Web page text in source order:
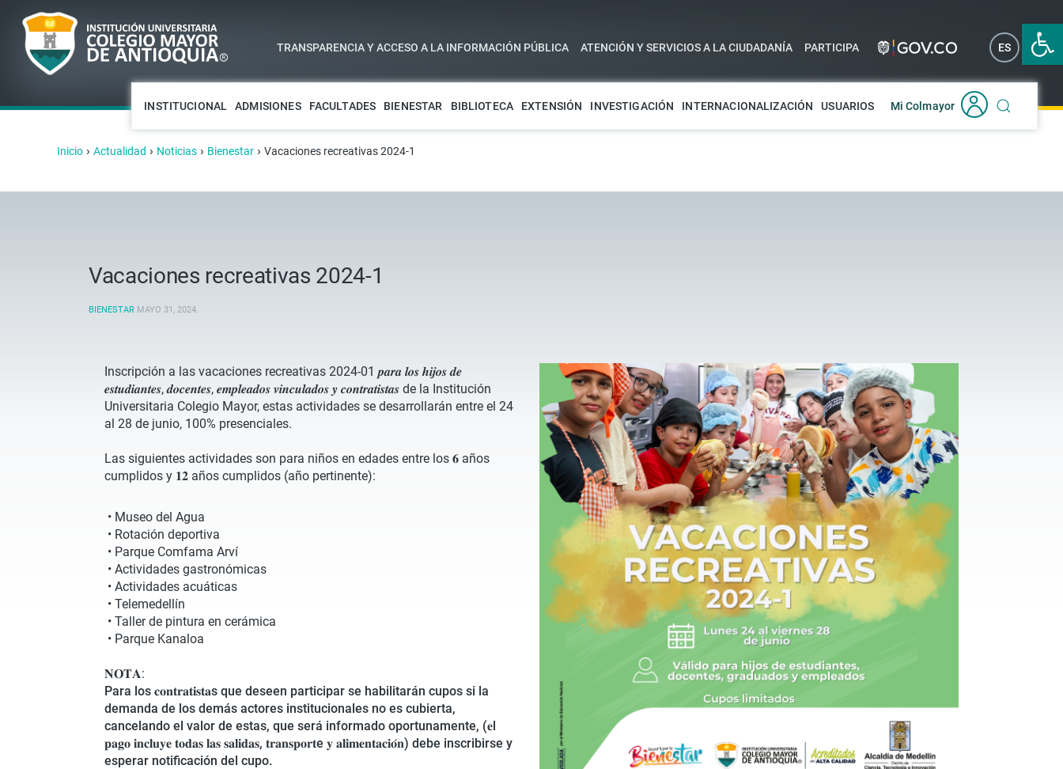
Abrir
TRANSPARENCIA Y ACCESO A LA INFORMACIÓN PÚBLICA ATENCIÓN Y SERVICIOS A LA CIUDADANÍA PARTICIPA ES EN
INSTITUCIONAL ADMISIONES FACULTADES BIENESTAR BIBLIOTECA EXTENSIÓN INVESTIGACIÓN INTERNACIONALIZACIÓN USUARIOS Mi Colmayor
Inicio › Actualidad › Noticias › Bienestar › Vacaciones recreativas 2024-1
Vacaciones recreativas 2024-1
BIENESTAR MAYO 31, 2024.
Inscripción a las vacaciones recreativas 2024-01 𝒑𝒂𝒓𝒂 𝒍𝒐𝒔 𝒉𝒊𝒋𝒐𝒔 𝒅𝒆
𝒆𝒔𝒕𝒖𝒅𝒊𝒂𝒏𝒕𝒆𝒔, 𝒅𝒐𝒄𝒆𝒏𝒕𝒆𝒔, 𝒆𝒎𝒑𝒍𝒆𝒂𝒅𝒐𝒔 𝒗𝒊𝒏𝒄𝒖𝒍𝒂𝒅𝒐𝒔 𝒚 𝒄𝒐𝒏𝒕𝒓𝒂𝒕𝒊𝒔𝒕𝒂𝒔 de la Institución
Universitaria Colegio Mayor, estas actividades se desarrollarán entre el 24
al 28 de junio, 100% presenciales.
Las siguientes actividades son para niños en edades entre los 𝟔 años
cumplidos y 𝟏𝟐 años cumplidos (año pertinente):
• Museo del Agua
• Rotación deportiva
• Parque Comfama Arví
• Actividades gastronómicas
• Actividades acuáticas
• Telemedellín
• Taller de pintura en cerámica
• Parque Kanaloa
𝐍𝐎𝐓𝐀:
Para los 𝐜𝐨𝐧𝐭𝐫𝐚𝐭𝐢𝐬𝐭𝐚s que deseen participar se habilitarán cupos si la
demanda de los demás actores institucionales no es cubierta,
cancelando el valor de estas, que será informado oportunamente, (𝐞l
𝐩𝐚𝐠𝐨 𝐢𝐧𝐜𝐥𝐮𝐲𝐞 𝐭𝐨𝐝𝐚𝐬 𝐥𝐚𝐬 𝐬𝐚𝐥𝐢𝐝𝐚𝐬, 𝐭𝐫𝐚𝐧𝐬𝐩𝐨𝐫𝐭e 𝐲 𝐚𝐥𝐢𝐦𝐞𝐧𝐭𝐚𝐜𝐢𝐨́𝐧) debe inscribirse y
esperar notificación del cupo.